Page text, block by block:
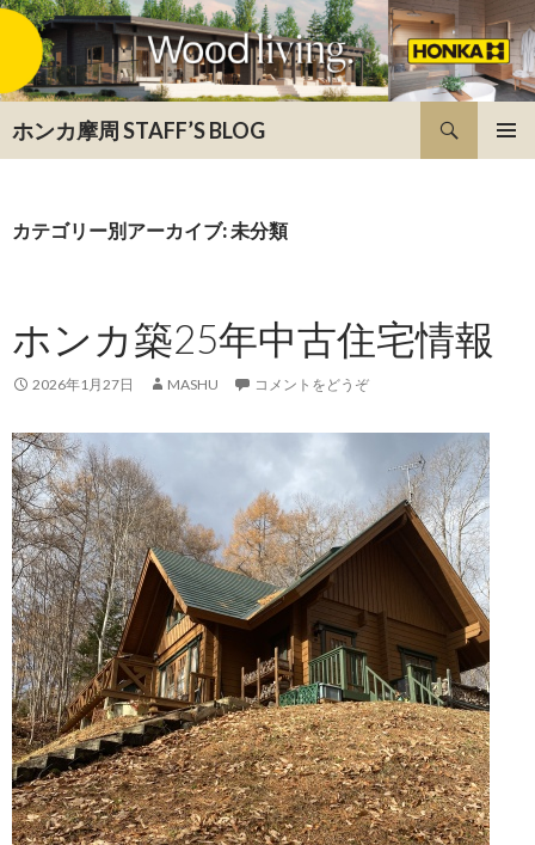
ホンカ摩周 STAFF’S BLOG
カテゴリー別アーカイブ: 未分類
ホンカ築25年中古住宅情報
2026年1月27日 MASHU コメントをどうぞ